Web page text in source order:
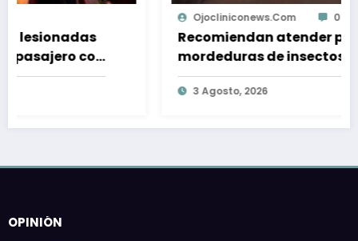
Ojocliniconews.com 0
Recomiendan atender picaduras y
mordeduras de insectos y arañas
durante época de verano
OPINIÓN